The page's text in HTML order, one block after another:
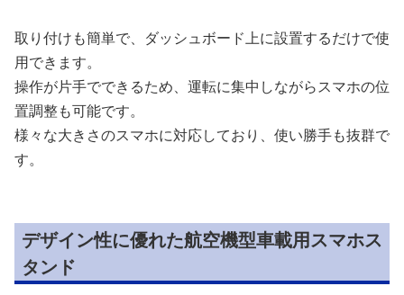
取り付けも簡単で、ダッシュボード上に設置するだけで使
用できます。
操作が片手でできるため、運転に集中しながらスマホの位
置調整も可能です。
様々な大きさのスマホに対応しており、使い勝手も抜群で
す。
デザイン性に優れた航空機型車載用スマホス
タンド